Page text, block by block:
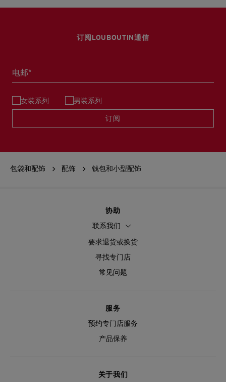
订阅LOUBOUTIN通信
电邮*
女装系列 男装系列
订阅
包袋和配饰 配饰 钱包和小型配饰
协助
联系我们
要求退货或换货
寻找专门店
常见问题
服务
预约专门店服务
产品保养
关于我们